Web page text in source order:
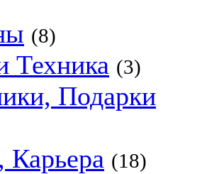
(8)
Техника (3)
Подарки
Карьера (18)